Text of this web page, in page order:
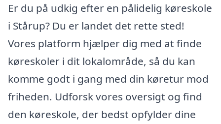
Er du på udkig efter en pålidelig køreskole
i Stårup? Du er landet det rette sted!
Vores platform hjælper dig med at finde
køreskoler i dit lokalområde, så du kan
komme godt i gang med din køretur mod
friheden. Udforsk vores oversigt og find
den køreskole, der bedst opfylder dine